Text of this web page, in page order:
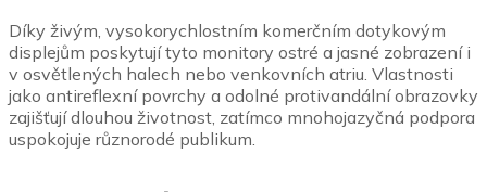
Díky živým, vysokorychlostním komerčním dotykovým
displejům poskytují tyto monitory ostré a jasné zobrazení i
v osvětlených halech nebo venkovních atriu. Vlastnosti
jako antireflexní povrchy a odolné protivandální obrazovky
zajišťují dlouhou životnost, zatímco mnohojazyčná podpora
uspokojuje různorodé publikum.